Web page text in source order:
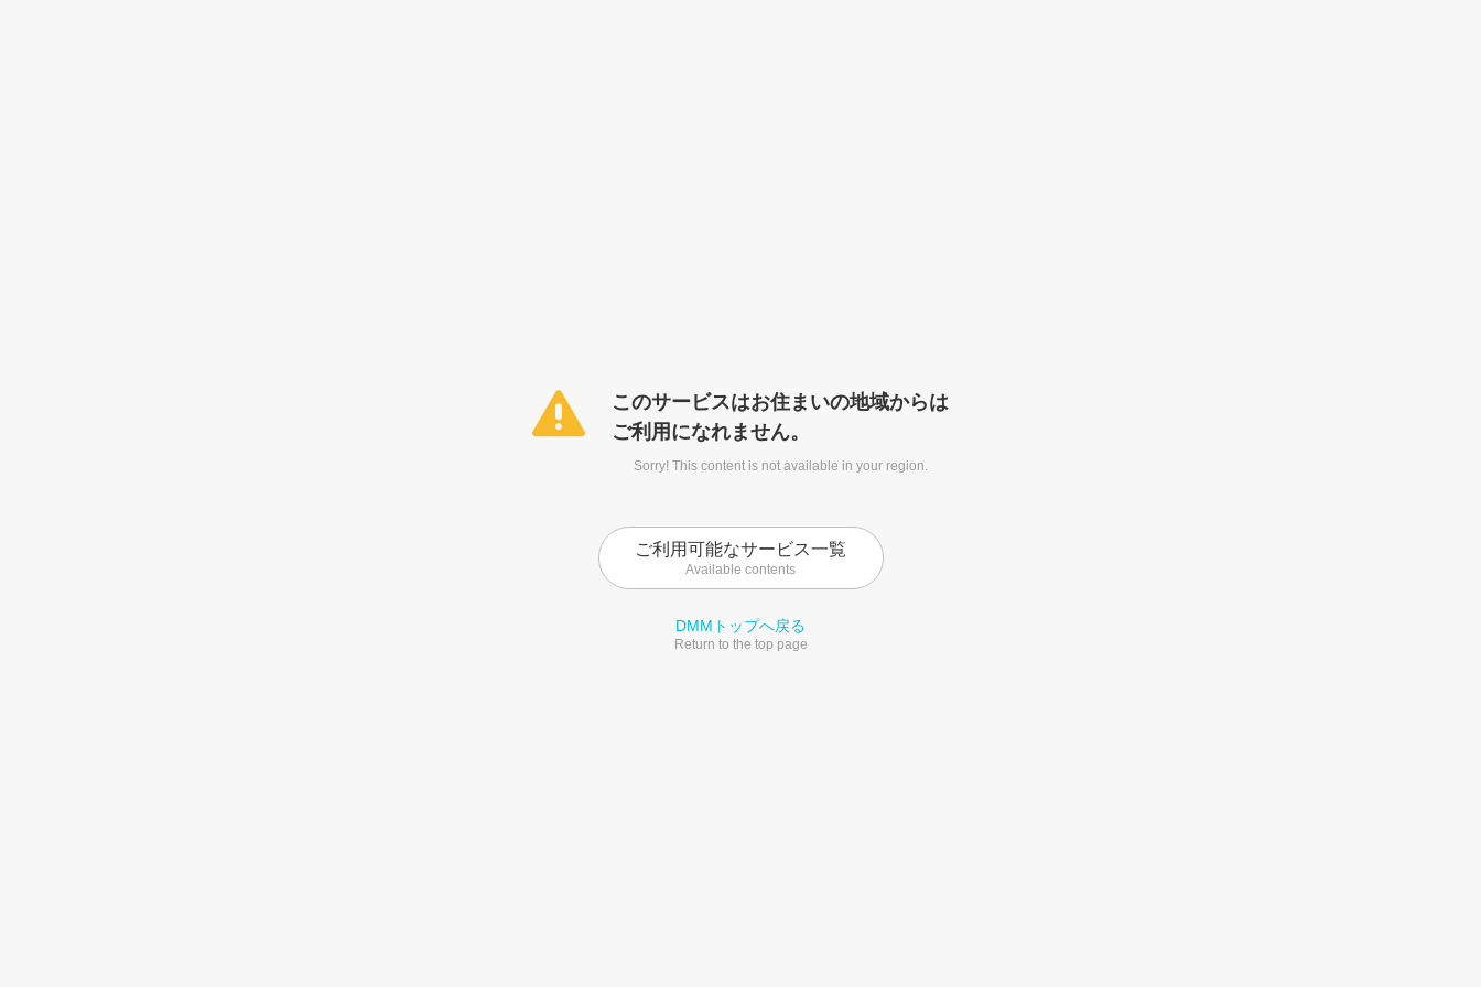
このサービスはお住まいの地域からは
ご利用になれません。
Sorry! This content is not available in your region.
ご利用可能なサービス一覧
Available contents
DMMトップへ戻る
Return to the top page